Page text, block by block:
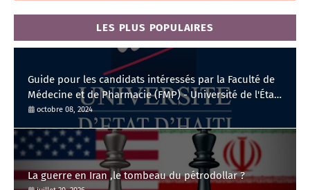
LES PLUS POPULAIRES
Guide pour les candidats intéressés par la Faculté de
Médecine et de Pharmacie (FMP) - Université de l'État
d'Haïti
octobre 08, 2024
La guerre en Iran ,le tombeau du pétrodollar ?